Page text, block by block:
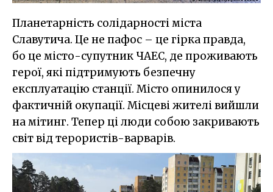
Планетарність солідарності міста
Славутича. Це не пафос – це гірка правда,
бо це місто-супутник ЧАЕС, де проживають
герої, які підтримують безпечну
експлуатацію станції. Місто опинилося у
фактичній окупації. Місцеві жителі вийшли
на мітинг. Тепер ці люди собою закривають
світ від терористів-варварів.